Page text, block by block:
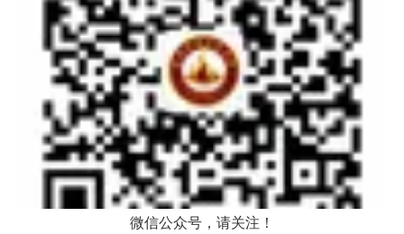
微信公众号，请关注！